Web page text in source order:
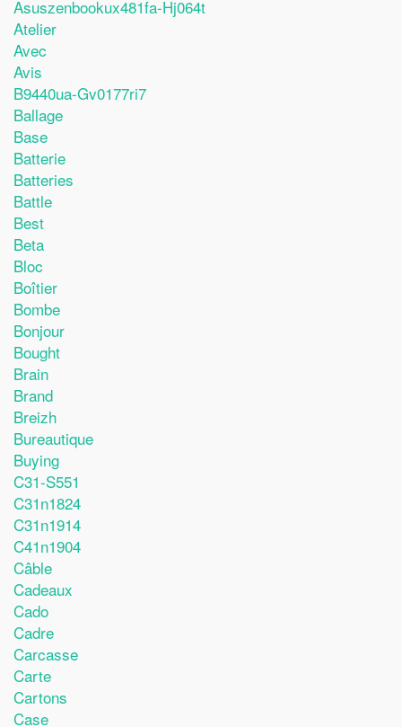
Asuszenbookux481fa-Hj064t
Atelier
Avec
Avis
B9440ua-Gv0177ri7
Ballage
Base
Batterie
Batteries
Battle
Best
Beta
Bloc
Boîtier
Bombe
Bonjour
Bought
Brain
Brand
Breizh
Bureautique
Buying
C31-S551
C31n1824
C31n1914
C41n1904
Câble
Cadeaux
Cado
Cadre
Carcasse
Carte
Cartons
Case